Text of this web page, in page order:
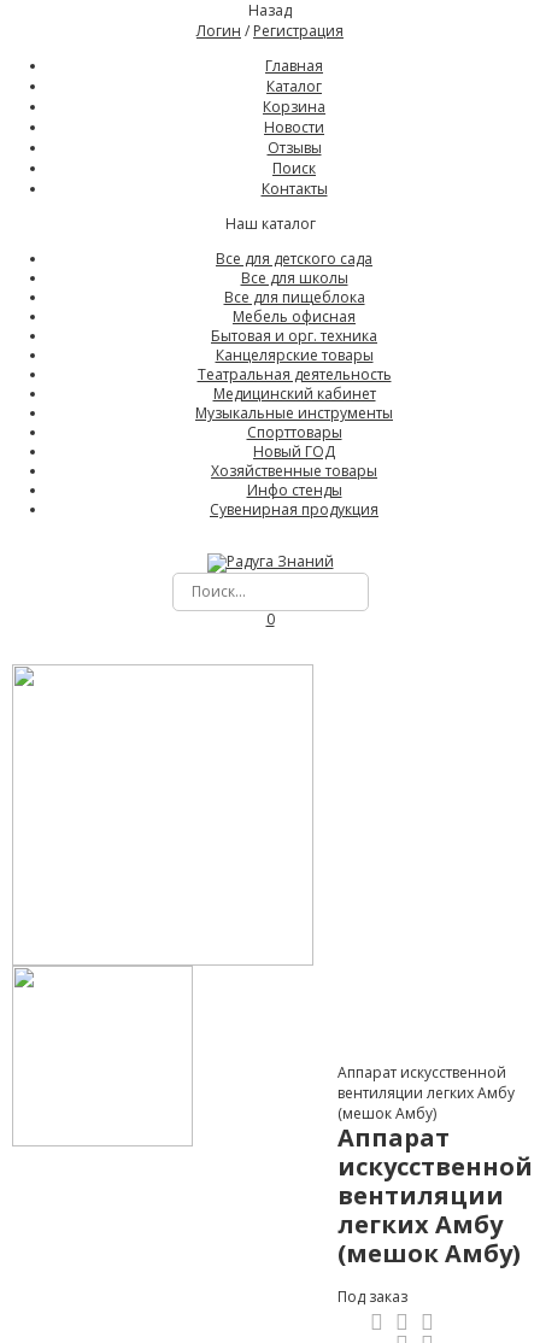
Назад
Логин / Регистрация
Главная
Каталог
Корзина
Новости
Отзывы
Поиск
Контакты
Наш каталог
Все для детского сада
Все для школы
Все для пищеблока
Мебель офисная
Бытовая и орг. техника
Канцелярские товары
Театральная деятельность
Медицинский кабинет
Музыкальные инструменты
Спорттовары
Новый ГОД
Хозяйственные товары
Инфо стенды
Сувенирная продукция
0
Аппарат искусственной
вентиляции легких Амбу
(мешок Амбу)
Аппарат
искусственной
вентиляции
легких Амбу
(мешок Амбу)
Под заказ